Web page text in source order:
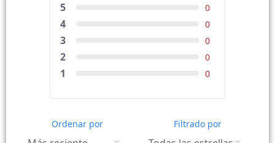
5 0
4 0
3 0
2 0
1 0
Ordenar por Filtrado por